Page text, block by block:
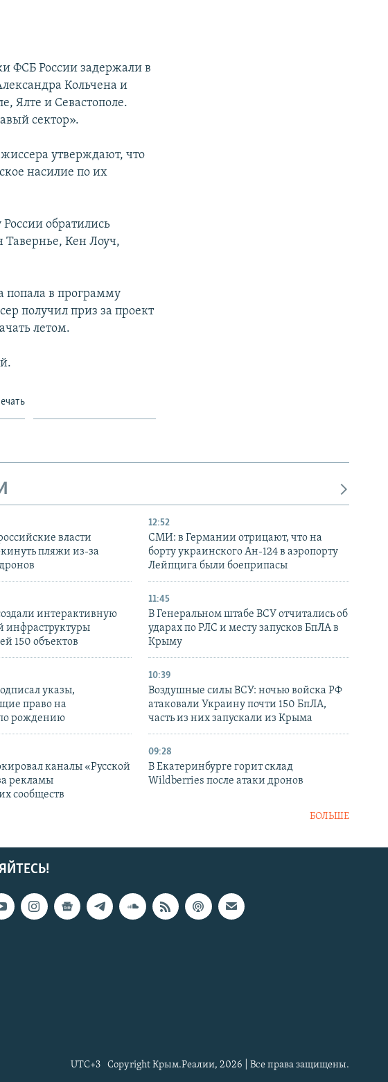
ФСБ России задержали в
Кольчена и
Ялте и Севастополе.
сектор».
утверждают, что
насилие по их
обратились
Тавернье, Кен Лоуч,
попала в программу
получил приз за проект
летом.
Печать
власти
пляжи из-за
12:52
СМИ: в Германии отрицают, что на
борту украинского Ан-124 в аэропорту
Лейпцига были боеприпасы
интерактивную
инфраструктуры
150 объектов
11:45
В Генеральном штабе ВСУ отчитались об
ударах по РЛС и месту запусков БпЛА в
Крыму
указы,
право на
рождению
10:39
Воздушные силы ВСУ: ночью войска РФ
атаковали Украину почти 150 БпЛА,
часть из них запускали из Крыма
каналы «Русской
рекламы
сообществ
09:28
В Екатеринбурге горит склад
Wildberries после атаки дронов
БОЛЬШЕ
Copyright Крым.Реалии, 2026 | Все права защищены.
UTC+3